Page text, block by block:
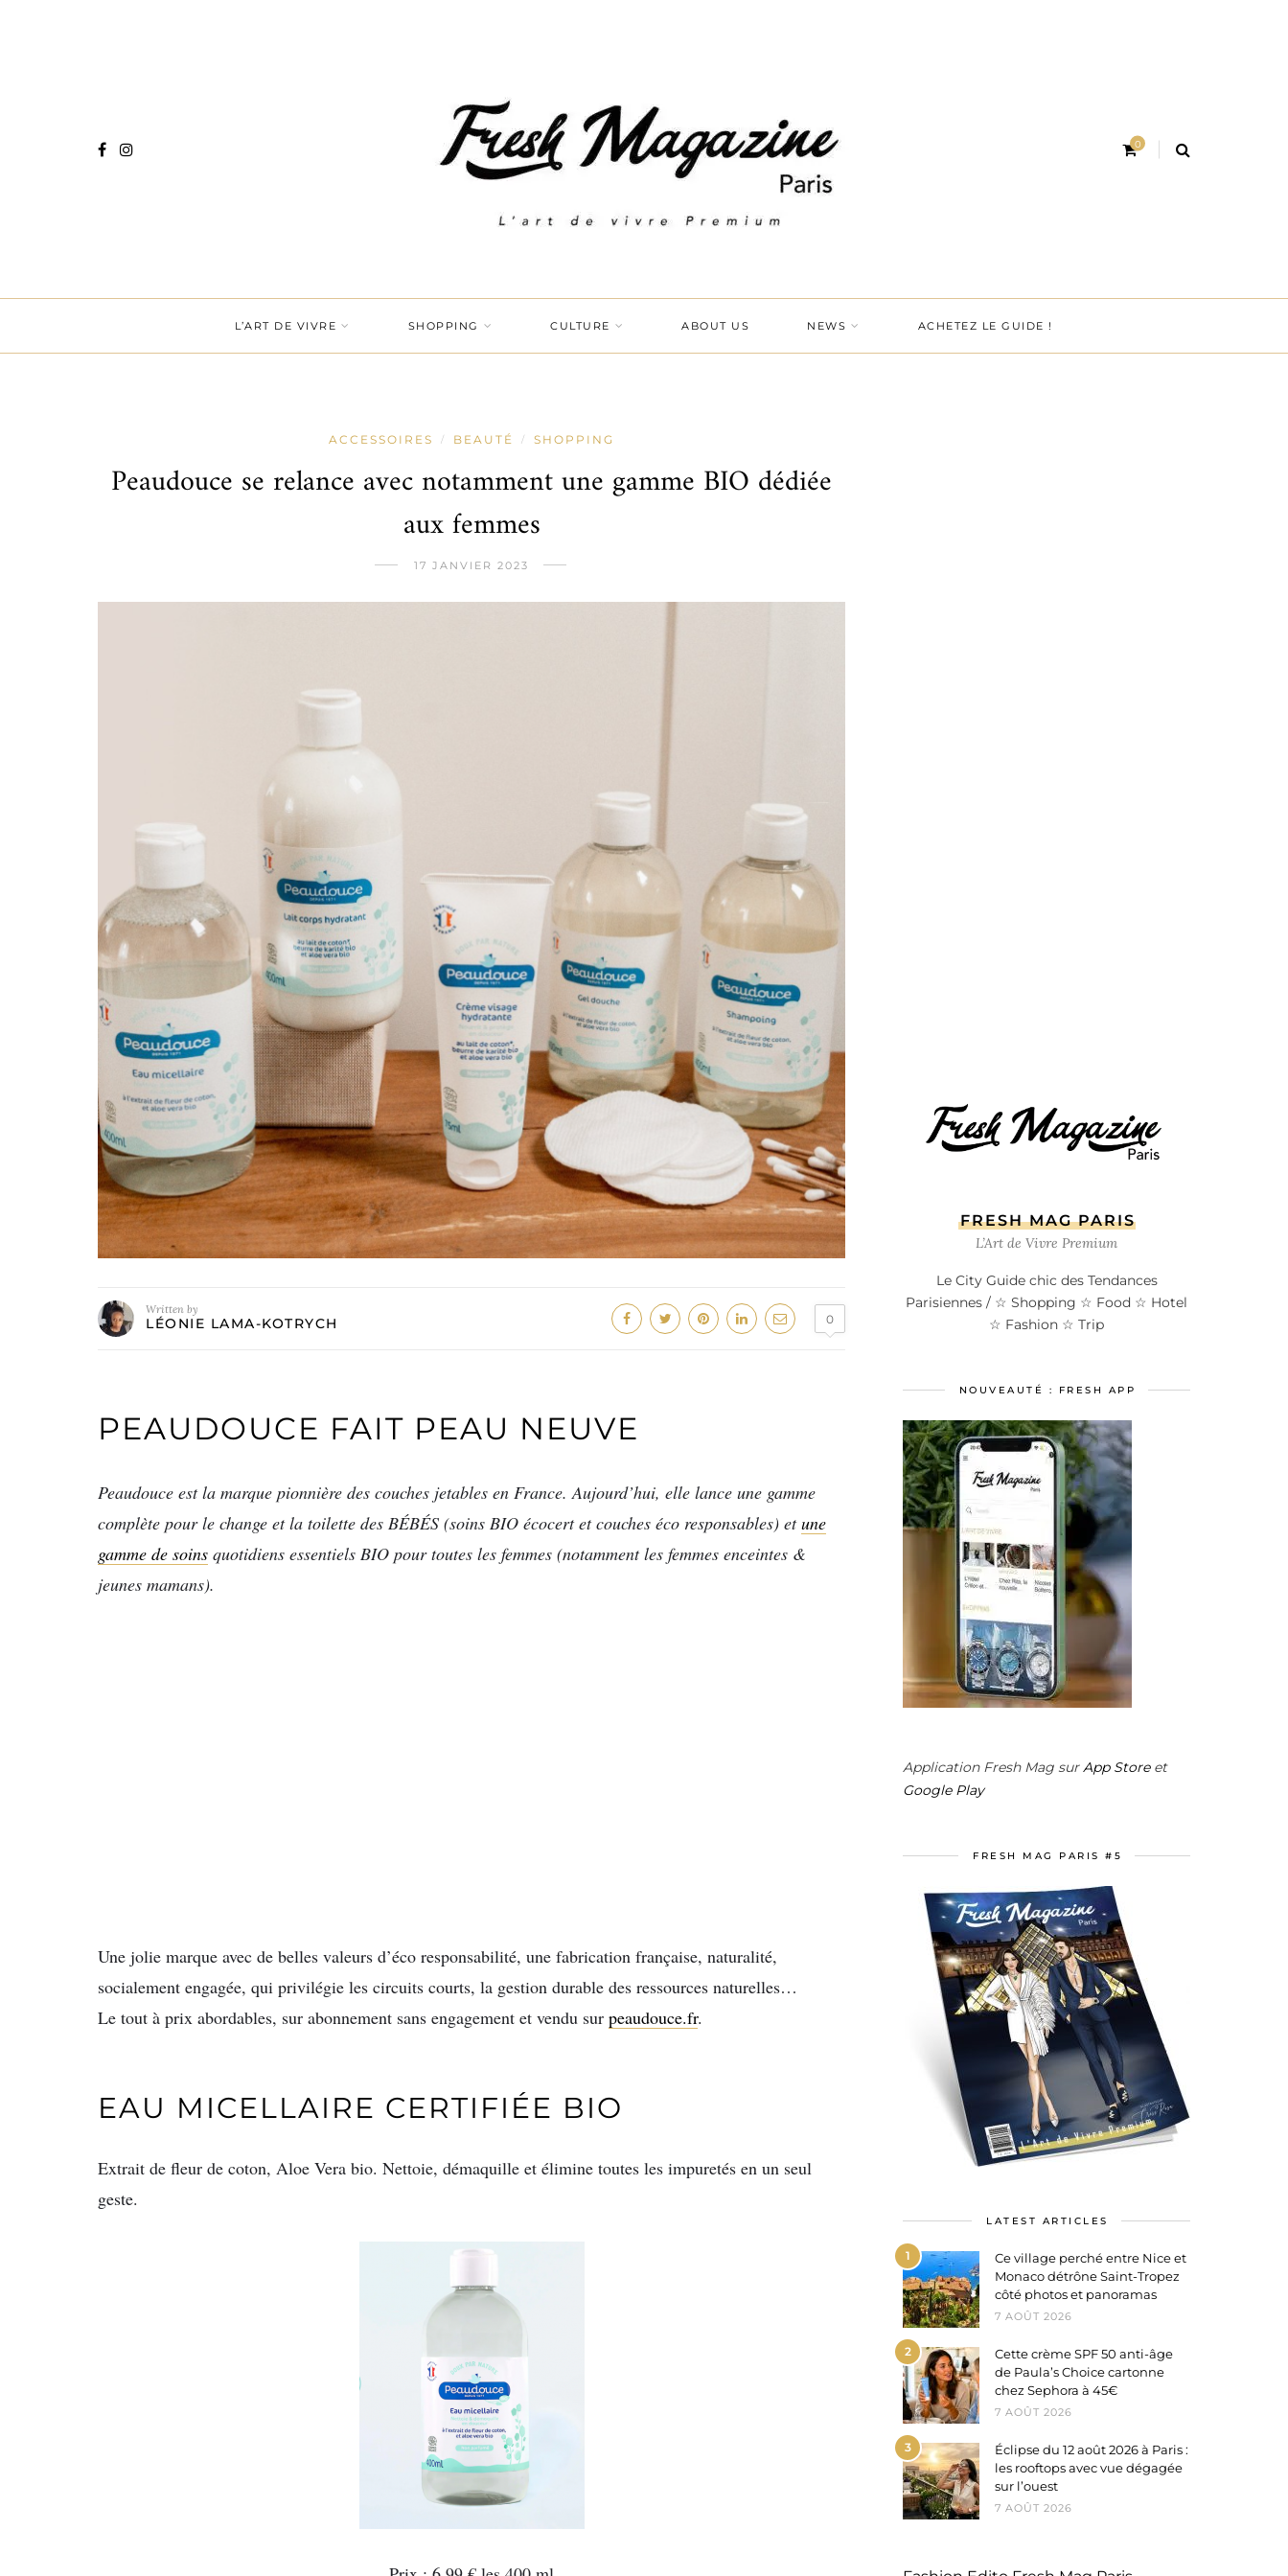
0
L’ART DE VIVRE SHOPPING CULTURE ABOUT US NEWS ACHETEZ LE GUIDE !
ACCESSOIRES / BEAUTÉ / SHOPPING
Peaudouce se relance avec notamment une gamme BIO dédiée
aux femmes
17 JANVIER 2023
Written by
LÉONIE LAMA-KOTRYCH 0
PEAUDOUCE FAIT PEAU NEUVE
Peaudouce est la marque pionnière des couches jetables en France. Aujourd’hui, elle lance une gamme
complète pour le change et la toilette des BÉBÉS (soins BIO écocert et couches éco responsables) etune
gamme de soins quotidiens essentiels BIO pour toutes les femmes (notamment les femmes enceintes &
jeunes mamans).
Une jolie marque avec de belles valeurs d’éco responsabilité, une fabrication française, naturalité,
socialement engagée, qui privilégie les circuits courts, la gestion durable des ressources naturelles…
Le tout à prix abordables, sur abonnement sans engagement et vendu sur peaudouce.fr.
EAU MICELLAIRE CERTIFIÉE BIO
Extrait de fleur de coton, Aloe Vera bio. Nettoie, démaquille et élimine toutes les impuretés en un seul
geste.
FRESH MAG PARIS
L’Art de Vivre Premium
Le City Guide chic des Tendances
Parisiennes / ☆ Shopping ☆ Food ☆ Hotel
☆ Fashion ☆ Trip
NOUVEAUTÉ : FRESH APP
Application Fresh Mag surApp Storeet
Google Play
FRESH MAG PARIS #5
LATEST ARTICLES
1
Ce village perché entre Nice et
Monaco détrône Saint-Tropez
côté photos et panoramas
7 AOÛT 2026
2
Cette crème SPF 50 anti-âge
de Paula’s Choice cartonne
chez Sephora à 45€
7 AOÛT 2026
3
Éclipse du 12 août 2026 à Paris :
les rooftops avec vue dégagée
sur l’ouest
7 AOÛT 2026